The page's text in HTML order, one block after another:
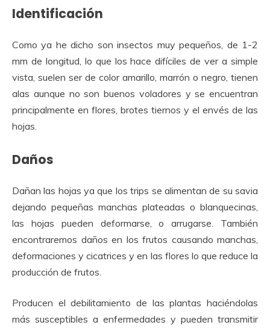
Identificación
Como ya he dicho son insectos muy pequeños, de 1-2
mm de longitud, lo que los hace difíciles de ver a simple
vista, suelen ser de color amarillo, marrón o negro, tienen
alas aunque no son buenos voladores y se encuentran
principalmente en flores, brotes tiernos y el envés de las
hojas.
Daños
Dañan las hojas ya que los trips se alimentan de su savia
dejando pequeñas manchas plateadas o blanquecinas,
las hojas pueden deformarse, o arrugarse. También
encontraremos daños en los frutos causando manchas,
deformaciones y cicatrices y en las flores lo que reduce la
producción de frutos.
Producen el debilitamiento de las plantas haciéndolas
más susceptibles a enfermedades y pueden transmitir